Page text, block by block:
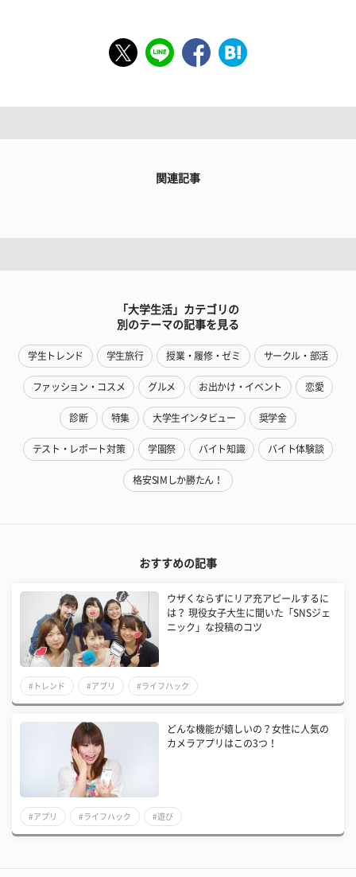
関連記事
「大学生活」カテゴリの
別のテーマの記事を見る
学生トレンド 学生旅行 授業・履修・ゼミ サークル・部活
ファッション・コスメ グルメ お出かけ・イベント 恋愛
診断 特集 大学生インタビュー 奨学金
テスト・レポート対策 学園祭 バイト知識 バイト体験談
格安SIMしか勝たん！
おすすめの記事
ウザくならずにリア充アピールするに
は？ 現役女子大生に聞いた「SNSジェ
ニック」な投稿のコツ
#トレンド #アプリ #ライフハック
どんな機能が嬉しいの？女性に人気の
カメラアプリはこの3つ！
#アプリ #ライフハック #遊び